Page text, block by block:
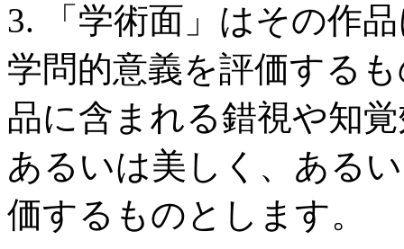
3. 「学術面」はその作
学問的意義を評価する
品に含まれる錯視や知
あるいは美しく、ある
価するものとします。